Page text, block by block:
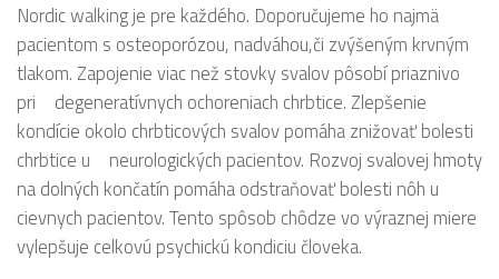
Nordic walking je pre každého. Doporučujeme ho najmä
pacientom s osteoporózou, nadváhou,či zvýšeným krvným
tlakom. Zapojenie viac než stovky svalov pôsobí priaznivo
pri degeneratívnych ochoreniach chrbtice. Zlepšenie
kondície okolo chrbticových svalov pomáha znižovať bolesti
chrbtice u neurologických pacientov. Rozvoj svalovej hmoty
na dolných končatín pomáha odstraňovať bolesti nôh u
cievnych pacientov. Tento spôsob chôdze vo výraznej miere
vylepšuje celkovú psychickú kondiciu človeka.